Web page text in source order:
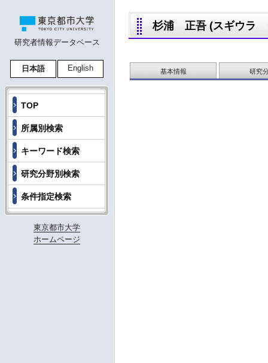
研究者情報データベース
日本語 English
TOP
所属別検索
キーワード検索
研究分野別検索
条件指定検索
東京都市大学
ホームページ
杉浦 正吾 (スギウラ
基本情報 研究